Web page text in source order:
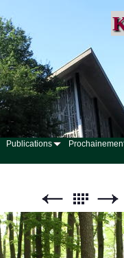
Publications